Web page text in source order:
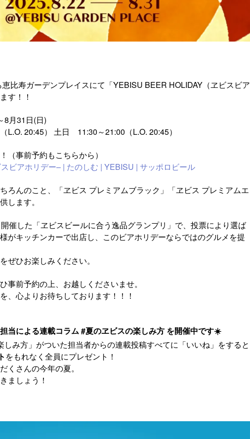
比寿ガーデンプレイスにて「YEBISU BEER HOLIDAY（ヱビスビア
す！！
8月31日(日)
20:45） 土日 11:30～21:00（L.O. 20:45）
事前予約もこちらから）
ビアホリデー– | たのしむ | YEBISU | サッポロビール
ろんのこと、「ヱビス プレミアムブラック」「ヱビス プレミアムエ
します。
催した「ヱビスビールに合う逸品グランプリ」で、投票により選ば
がキッチンカーで出店し、このビアホリデーならではのグルメを提
ぜひお楽しみください。
事前予約の上、お越しくださいませ。
、心よりお待ちしております！！！
当による連載コラム #夏のヱビスの楽しみ方 を開催中です☀️
み方」がついた担当者からの連載投稿すべてに「いいね」をすると
をもれなく全員にプレゼント！
くさんの今年の夏。
ましょう！